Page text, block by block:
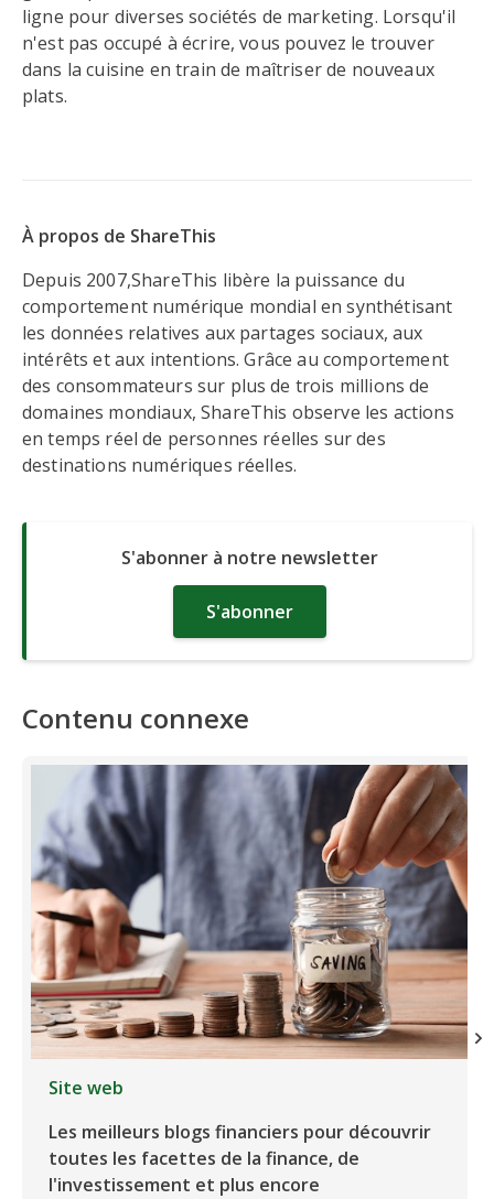
ligne pour diverses sociétés de marketing. Lorsqu'il
n'est pas occupé à écrire, vous pouvez le trouver
dans la cuisine en train de maîtriser de nouveaux
plats.
À propos de ShareThis
Depuis 2007,ShareThis libère la puissance du
comportement numérique mondial en synthétisant
les données relatives aux partages sociaux, aux
intérêts et aux intentions. Grâce au comportement
des consommateurs sur plus de trois millions de
domaines mondiaux, ShareThis observe les actions
en temps réel de personnes réelles sur des
destinations numériques réelles.
S'abonner à notre newsletter
S'abonner
Contenu connexe
Site web
Les meilleurs blogs financiers pour découvrir
toutes les facettes de la finance, de
l'investissement et plus encore